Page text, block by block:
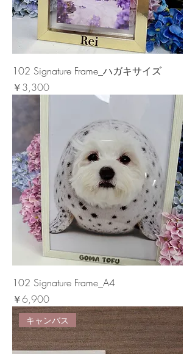
102 Signature Frame_ハガキサイズ
価格
￥3,300
102 Signature Frame_A4
価格
￥6,900
キャンバス